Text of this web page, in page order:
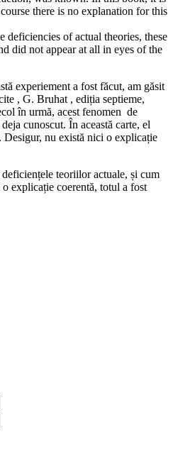
there is no explanation for this
of actual theories, these
did not appear at all in eyes of the
experiement a fost făcut, am găsit
, G. Bruhat , ediția septieme,
în urmă, acest fenomen de
cunoscut. În această carte, el
nu există nici o explicație
teoriilor actuale, și cum
explicație coerentă, totul a fost